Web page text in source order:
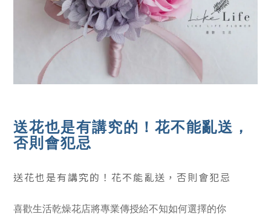
送花也是有講究的！花不能亂送，
否則會犯忌
送花也是有講究的！花不能亂送，否則會犯忌
喜歡生活乾燥花店將專業傳授給不知如何選擇的你